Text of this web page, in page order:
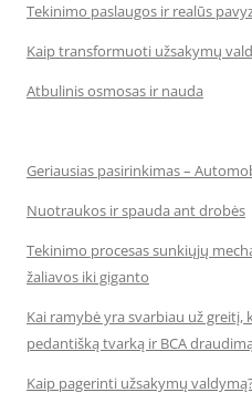
Tekinimo paslaugos ir realūs
Kaip transformuoti užsakymų
Atbulinis osmosas ir nauda
Geriausias pasirinkimas –
Nuotraukos ir spauda ant drobės
Tekinimo procesas sunkiųjų
žaliavos iki giganto
Kai ramybė yra svarbiau už greitį,
pedantišką tvarką ir BCA draudimą
Kaip pagerinti užsakymų valdymą?